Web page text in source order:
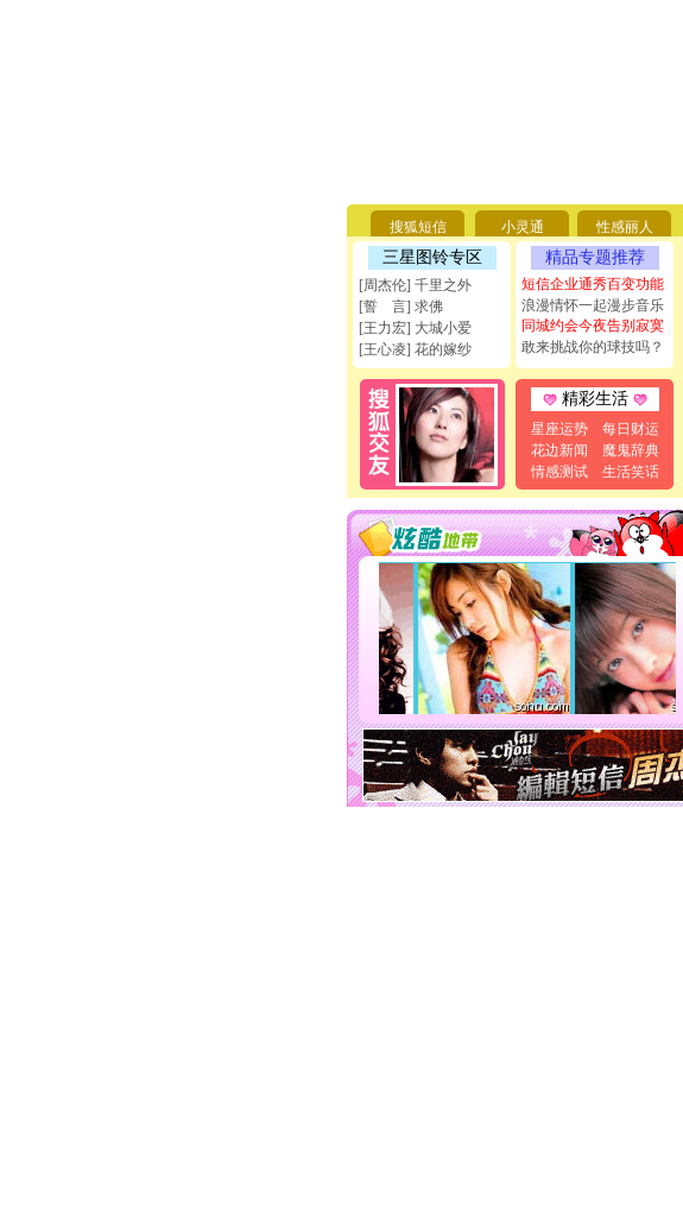
搜狐短信 小灵通 性感丽人
三星图铃专区
[周杰伦] 千里之外
[誓 言] 求佛
[王力宏] 大城小爱
[王心凌] 花的嫁纱
精品专题推荐
短信企业通秀百变功能
浪漫情怀一起漫步音乐
同城约会今夜告别寂寞
敢来挑战你的球技吗？
精彩生活
星座运势
每日财运
花边新闻
魔鬼辞典
情感测试
生活笑话